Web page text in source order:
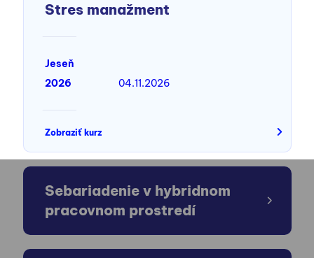
Stres manažment
Jeseň
2026
04.11.2026
Zobraziť kurz
Sebariadenie v hybridnom
pracovnom prostredí